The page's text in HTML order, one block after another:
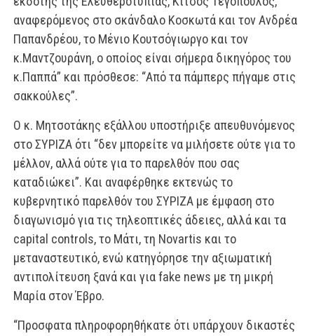
αναφερόμενος στο σκάνδαλο Κοσκωτά και τον Ανδρέα
Παπανδρέου, το Μένιο Κουτσόγιωργο και τον
κ.Μαντζουράνη, ο οποίος είναι σήμερα δικηγόρος του
κ.Παππά” και πρόσθεσε: “Από τα πάμπερς πήγαμε στις
σακκούλες”.
Ο κ. Μητσοτάκης εξάλλου υποστήριξε απευθυνόμενος
στο ΣΥΡΙΖΑ ότι “δεν μπορείτε να μιλήσετε ούτε για το
μέλλον, αλλά ούτε για το παρελθόν που σας
καταδιώκει”. Και αναφέρθηκε εκτενώς το
κυβερνητικό παρελθόν του ΣΥΡΙΖΑ με έμφαση στο
διαγωνισμό για τις τηλεοπτικές άδειες, αλλά και τα
capital controls, το Μάτι, τη Novartis και το
μεταναστευτικό, ενώ κατηγόρησε την αξιωματική
αντιπολίτευση ξανά και για fake news με τη μικρή
Μαρία στον Έβρο.
“Προσφατα πληροφορηθήκατε ότι υπάρχουν δικαστές